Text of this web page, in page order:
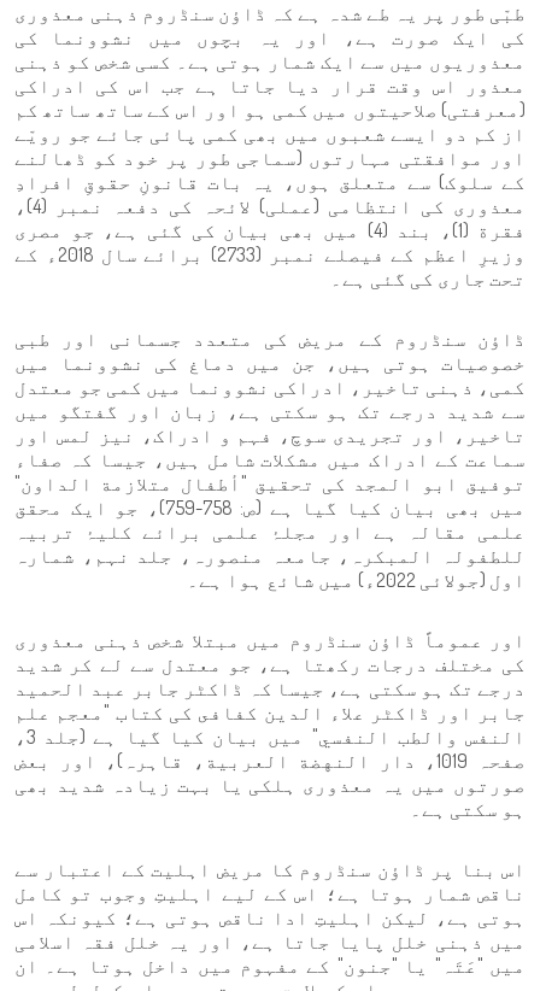
طبّی طور پر یہ طے شدہ ہے کہ ڈاؤن سنڈروم ذہنی معذوری
کی ایک صورت ہے، اور یہ بچوں میں نشوونما کی
معذوریوں میں سے ایک شمار ہوتی ہے۔ کسی شخص کو ذہنی
معذور اس وقت قرار دیا جاتا ہے جب اس کی ادراکی
(معرفتی) صلاحیتوں میں کمی ہو اور اس کے ساتھ ساتھ کم
از کم دو ایسے شعبوں میں بھی کمی پائی جائے جو رویّے
اور موافقتی مہارتوں (سماجی طور پر خود کو ڈھالنے
کے سلوک) سے متعلق ہوں، یہ بات قانونِ حقوقِ افرادِ
معذوری کی انتظامی (عملی) لائحہ کی دفعہ نمبر (4)،
فقرة (1)، بند (4) میں بھی بیان کی گئی ہے، جو مصری
وزیرِ اعظم کے فیصلے نمبر (2733) برائے سال 2018ء کے
تحت جاری کی گئی ہے۔
ڈاؤن سنڈروم کے مریض کی متعدد جسمانی اور طبی
خصوصیات ہوتی ہیں، جن میں دماغ کی نشوونما میں
کمی، ذہنی تاخیر، ادراکی نشوونما میں کمی جو معتدل
سے شدید درجے تک ہو سکتی ہے، زبان اور گفتگو میں
تاخیر، اور تجریدی سوچ، فہم و ادراک، نیز لمس اور
سماعت کے ادراک میں مشکلات شامل ہیں، جیسا کہ صفاء
توفیق ابو المجد کی تحقیق "أطفال متلازمة الداون"
میں بھی بیان کیا گیا ہے (ص: 758-759)، جو ایک محقق
علمی مقالہ ہے اور مجلۂ علمی برائے کلیۂ تربیہ
للطفولہ المبکرہ، جامعہ منصورہ، جلد نہم، شمارہ
اول (جولائی 2022ء) میں شائع ہوا ہے۔
اور عموماً ڈاؤن سنڈروم میں مبتلا شخص ذہنی معذوری
کی مختلف درجات رکھتا ہے، جو معتدل سے لے کر شدید
درجے تک ہو سکتی ہے، جیسا کہ ڈاکٹر جابر عبد الحمید
جابر اور ڈاکٹر علاء الدین کفافى کی کتاب "معجم علم
النفس والطب النفسي" میں بیان کیا گیا ہے (جلد 3،
صفحہ 1019، دار النهضة العربية، قاہرہ)، اور بعض
صورتوں میں یہ معذوری ہلکی یا بہت زیادہ شدید بھی
ہو سکتی ہے۔
اس بنا پر ڈاؤن سنڈروم کا مریض اہلیت کے اعتبار سے
ناقص شمار ہوتا ہے؛ اس کے لیے اہلیتِ وجوب تو کامل
ہوتی ہے، لیکن اہلیتِ ادا ناقص ہوتی ہے؛ کیونکہ اس
میں ذہنی خلل پایا جاتا ہے، اور یہ خلل فقہ اسلامی
میں "عَتَہ" یا "جنون" کے مفہوم میں داخل ہوتا ہے۔ ان